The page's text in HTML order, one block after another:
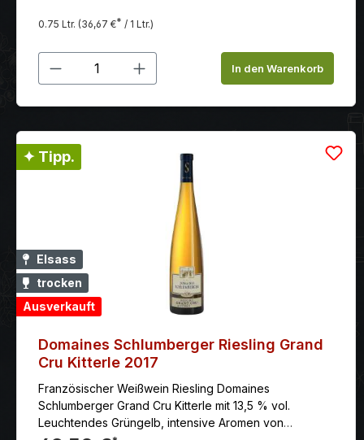
0.75 Ltr. (36,67 €* / 1 Ltr.)
Produkt Anzahl: Gib denIn den Warenkorb
✦ Tipp.
Elsass
trocken
Ausverkauft
Domaines Schlumberger Riesling Grand
Cru Kitterle 2017
Französischer Weißwein Riesling Domaines
Schlumberger Grand Cru Kitterle mit 13,5 % vol.
Leuchtendes Grüngelb, intensive Aromen von